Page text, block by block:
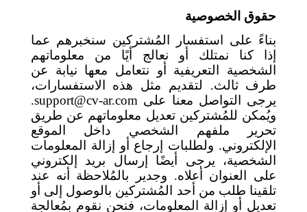
حقوق الخصوصية
بناءً على استفسار المُشتركين سنخبرهم عما
إذا كنا نمتلك أو نعالج أيًا من معلوماتهم
الشخصية التعريفية أو نتعامل معها نيابة عن
طرف ثالث. لتقديم مثل هذه الاستفسارات،
يرجى التواصل معنا على support@cv-ar.com
.
ويُمكن للمُشتركين تعديل معلوماتهم عن طريق
تحرير ملفهم الشخصي داخل الموقع
الإلكتروني. ولطلبات إرجاع أو إزالة المعلومات
الشخصية، يرجى أيضًا إرسال بريد إلكتروني
على العنوان أعلاه. وجدير بالمُلاحظة أنه عند
تلقينا طلب من أحد المُشتركين بالوصول إلى أو
تعديل أو إزالة المعلومات، فنحن نقوم بمُعالجة